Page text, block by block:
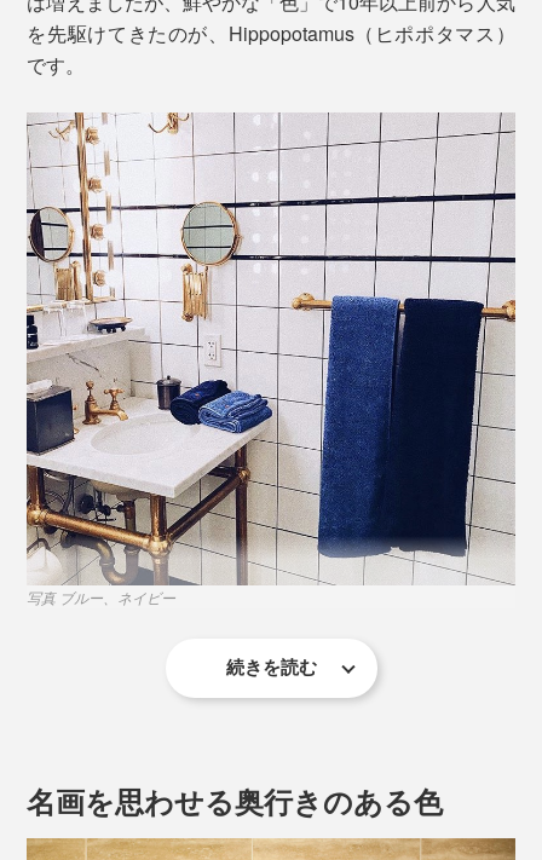
を先駆けてきたのが、Hippopotamus（ヒポポタマス）
です。
写真 ブルー、ネイビー
ば、毎日はもっと楽しいはず」
フランス・パリで生まれ育ち、子どもの頃から絵画をた
続きを読む
名画を思わせる奥行きのある色